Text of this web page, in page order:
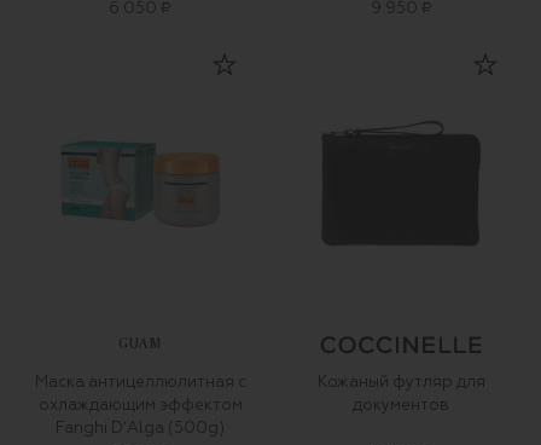
6 050 ₽
9 950 ₽
GUAM
Маска антицеллюлитная с
охлаждающим эффектом
Fanghi D’Alga (500g)
Кожаный футляр для
документов